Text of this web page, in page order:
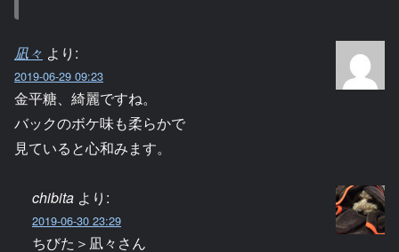
凪々 より:
2019-06-29 09:23
金平糖、綺麗ですね。
バックのボケ味も柔らかで
見ていると心和みます。
chibita より:
2019-06-30 23:29
ちびた＞凪々さん